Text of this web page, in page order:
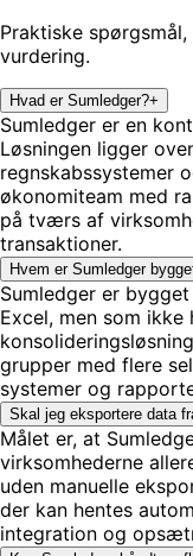
Praktiske
vurdering.
Hvad er Sumledger?+
Sumledger er en
Løsningen ligger
regnskabssystemer
økonomiteam med
på tværs af
transaktioner.
Hvem er Sumledger
Sumledger er
Excel, men som
grupper med flere
systemer og
Skal jeg eksportere data
Målet er, at
virksomhederne
uden manuelle
der kan hentes
integration og